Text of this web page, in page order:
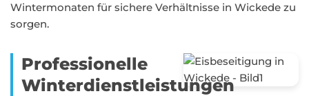
Wintermonaten für sichere Verhältnisse in Wickede zu
sorgen.
Professionelle
Winterdienstleistungen